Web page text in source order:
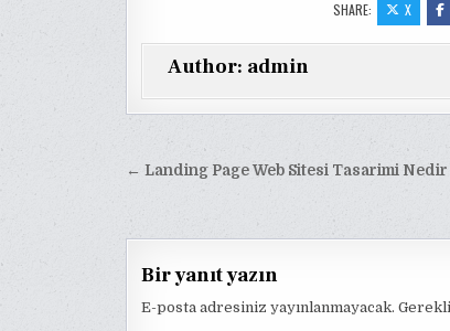
SHARE: X
Author: admin
Yazı
← Landing Page Web Sitesi Tasarimi Nedir
Bir yanıt yazın
E-posta adresiniz yayınlanmayacak.